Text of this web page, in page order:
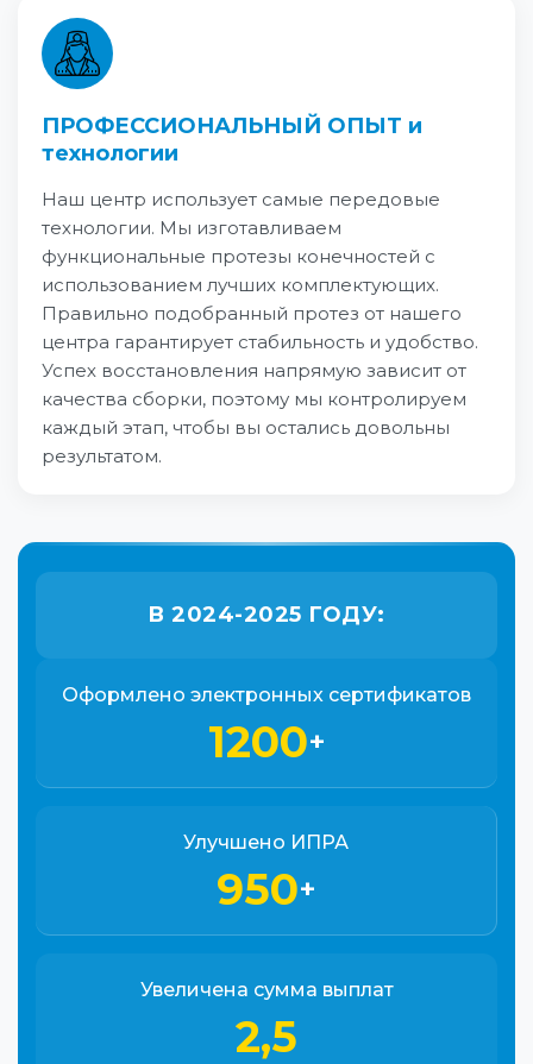
ПРОФЕССИОНАЛЬНЫЙ ОПЫТ и
технологии
Наш центр использует самые передовые
технологии. Мы изготавливаем
функциональные протезы конечностей с
использованием лучших комплектующих.
Правильно подобранный протез от нашего
центра гарантирует стабильность и удобство.
Успех восстановления напрямую зависит от
качества сборки, поэтому мы контролируем
каждый этап, чтобы вы остались довольны
результатом.
В 2024-2025 ГОДУ:
Оформлено электронных сертификатов
1200+
Улучшено ИПРА
950+
Увеличена сумма выплат
2,5